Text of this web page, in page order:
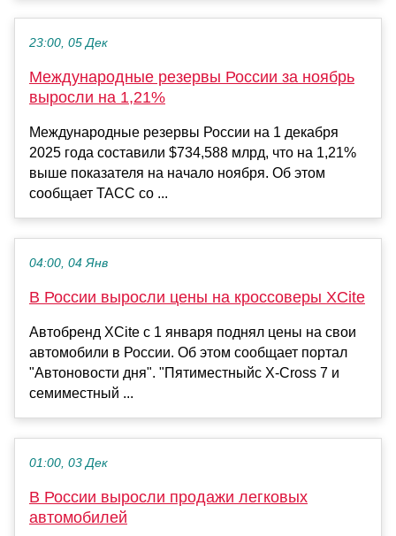
23:00, 05 Дек
Международные резервы России за ноябрь
выросли на 1,21%
Международные резервы России на 1 декабря
2025 года составили $734,588 млрд, что на 1,21%
выше показателя на начало ноября. Об этом
сообщает ТАСС со ...
04:00, 04 Янв
В России выросли цены на кроссоверы XCite
Автобренд XCite с 1 января поднял цены на свои
автомобили в России. Об этом сообщает портал
"Автоновости дня". "Пятиместныйс X-Cross 7 и
семиместный ...
01:00, 03 Дек
В России выросли продажи легковых
автомобилей